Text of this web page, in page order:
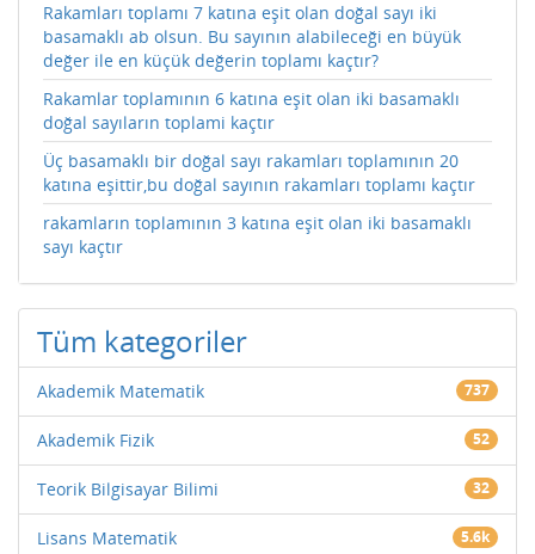
Rakamları toplamı 7 katına eşit olan doğal sayı iki
basamaklı ab olsun. Bu sayının alabileceği en büyük
değer ile en küçük değerin toplamı kaçtır?
Rakamlar toplamının 6 katına eşit olan iki basamaklı
doğal sayıların toplami kaçtır
Üç basamaklı bir doğal sayı rakamları toplamının 20
katına eşittir,bu doğal sayının rakamları toplamı kaçtır
rakamların toplamının 3 katına eşit olan iki basamaklı
sayı kaçtır
Tüm kategoriler
Akademik Matematik 737
Akademik Fizik 52
Teorik Bilgisayar Bilimi 32
Lisans Matematik 5.6k